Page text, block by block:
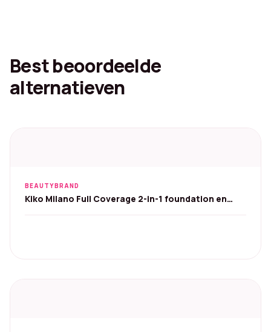
Best beoordeelde
alternatieven
BEAUTYBRAND
Kiko Milano Full Coverage 2-in-1 foundation en